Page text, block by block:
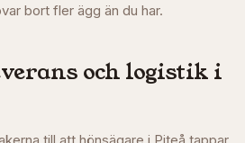
bort fler ägg än du har.
och logistik i